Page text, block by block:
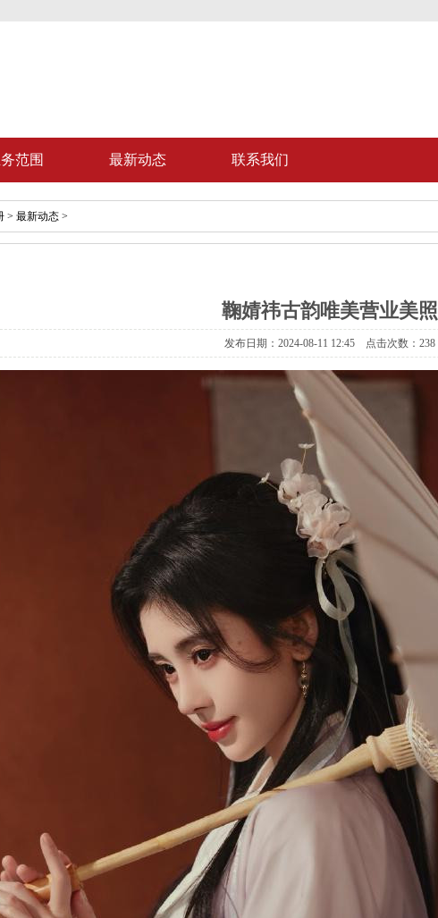
范围 最新动态 联系我们
> 最新动态 >
鞠婧祎古韵唯美营业美照
发布日期：2024-08-11 12:45 点击次数：238